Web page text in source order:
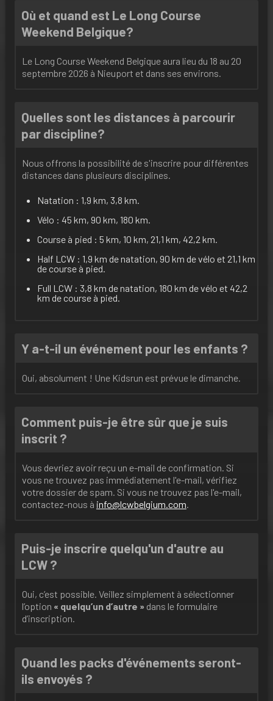
Où et quand est Le Long Course
Weekend Belgique?
Le Long Course Weekend Belgique aura lieu du 18 au 20
septembre 2026 à Nieuport et dans ses environs.
Quelles sont les distances à parcourir
par discipline?
Nous offrons la possibilité de s'inscrire pour différentes
distances dans plusieurs disciplines.
Natation : 1,9 km, 3,8 km.
Vélo : 45 km, 90 km, 180 km.
Course à pied : 5 km, 10 km, 21,1 km, 42,2 km.
Half LCW : 1,9 km de natation, 90 km de vélo et 21,1 km
de course à pied.
Full LCW : 3,8 km de natation, 180 km de vélo et 42,2
km de course à pied.
Y a-t-il un événement pour les enfants ?
Oui, absolument ! Une Kidsrun est prévue le dimanche.
Comment puis-je être sûr que je suis
inscrit ?
Vous devriez avoir reçu un e-mail de confirmation. Si
vous ne trouvez pas immédiatement l'e-mail, vérifiez
votre dossier de spam. Si vous ne trouvez pas l'e-mail,
contactez-nous à info@lcwbelgium.com.
Puis-je inscrire quelqu'un d'autre au
LCW ?
Oui, c’est possible. Veillez simplement à sélectionner
l’option « quelqu’un d’autre »dans le formulaire
d’inscription.
Quand les packs d'événements seront-
ils envoyés ?